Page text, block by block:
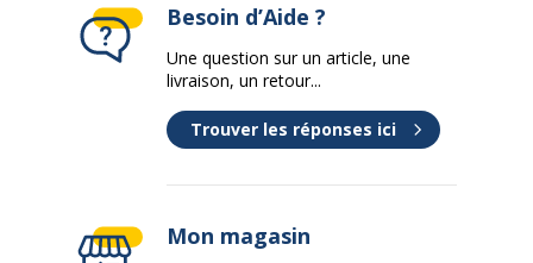
Besoin d’Aide ?
Une question sur un article, une
livraison, un retour...
Trouver les réponses ici
Mon magasin